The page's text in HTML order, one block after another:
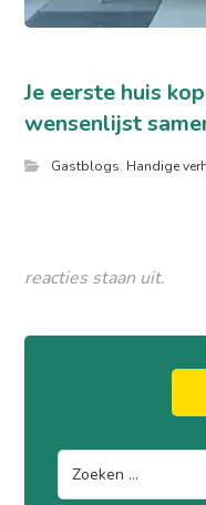
Je eerste huis
wensenlijst
Gastblogs, Handige
reacties staan uit.